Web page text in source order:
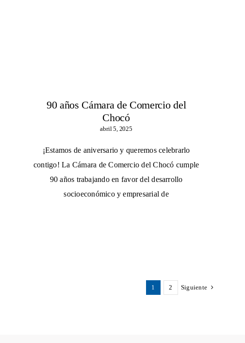
90 años Cámara de Comercio del
Chocó
abril 5, 2025
¡Estamos de aniversario y queremos celebrarlo
contigo! La Cámara de Comercio del Chocó cumple
90 años trabajando en favor del desarrollo
socioeconómico y empresarial de
1 2 Siguiente